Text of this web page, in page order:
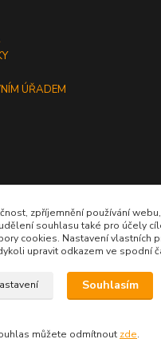
ÚŘADEM
DO ŠPERKU
VELIKOST PRSTENU
zpříjemnění používání
souhlasu také pro účely
cookies. Nastavení vlastních
upravit odkazem ve spodní
Souhlasím
můžete odmítnout zde.